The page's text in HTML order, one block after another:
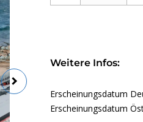
Weitere Infos:
Erscheinungsdatum
Erscheinungsdatum